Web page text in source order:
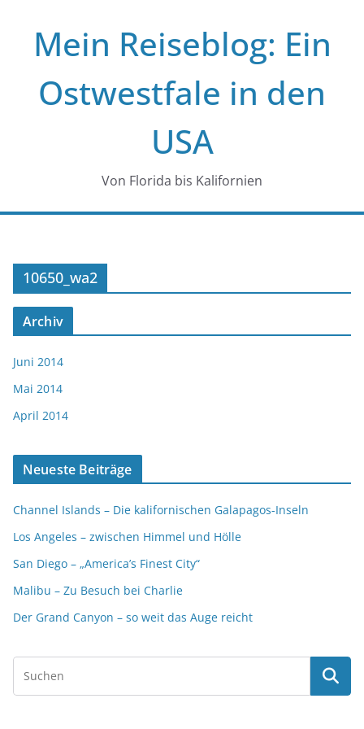
springenMein Reiseblog: Ein
Ostwestfale in den
USA
Von Florida bis Kalifornien
10650_wa2
Archiv
Juni 2014
Mai 2014
April 2014
Neueste Beiträge
Channel Islands – Die kalifornischen Galapagos-Inseln
Los Angeles – zwischen Himmel und Hölle
San Diego – „America’s Finest City“
Malibu – Zu Besuch bei Charlie
Der Grand Canyon – so weit das Auge reicht